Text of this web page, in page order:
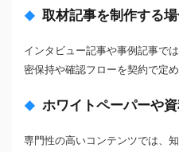
取材記事を制作する
インタビュー記事や事例記事で
密保持や確認フローを契約で定
ホワイトペーパーや
専門性の高いコンテンツでは、